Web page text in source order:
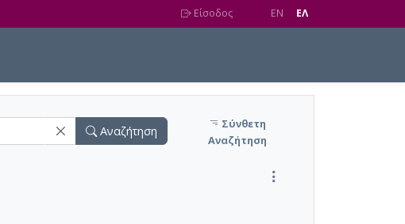
Είσοδος EN EΛ
Αναζήτηση
Σύνθετη
Αναζήτηση